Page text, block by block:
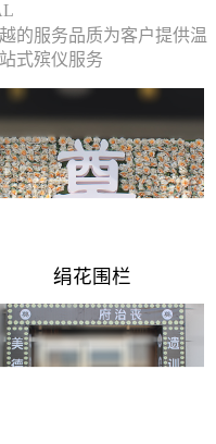
的服务品质为客户提供温
式殡仪服务
绢花围栏